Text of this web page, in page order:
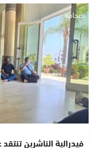
صحافة
فيدرالية الناشرين